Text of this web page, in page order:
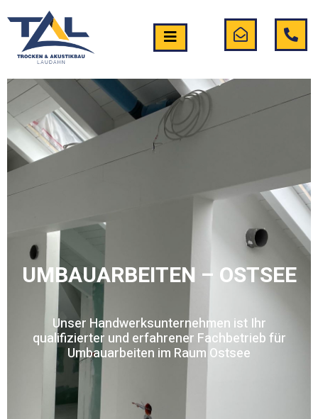
UMBAUARBEITEN – OSTSEE
Unser Handwerksunternehmen ist Ihr
qualifizierter und erfahrener Fachbetrieb für
Umbauarbeiten im Raum Ostsee